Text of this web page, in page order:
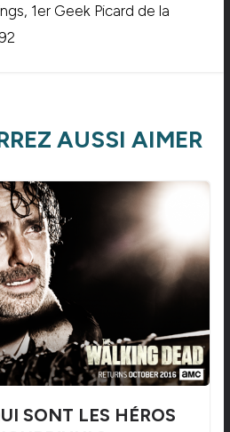
1er Geek Picard de la
AUSSI AIMER
SONT LES HÉROS